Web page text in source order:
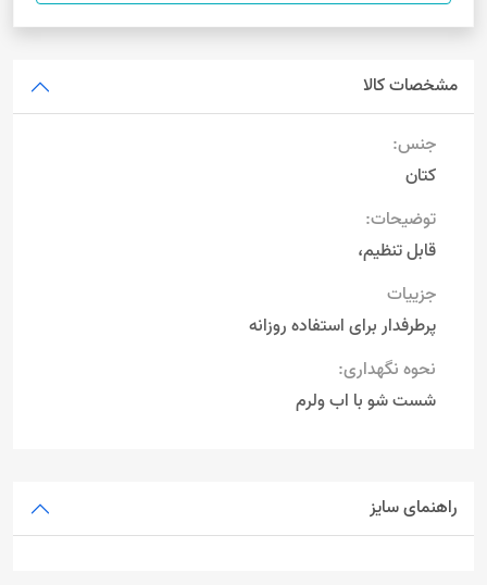
مشخصات کالا
جنس:
کتان
توضیحات:
قابل تنظیم،
جزییات
پرطرفدار برای استفاده روزانه
نحوه نگهداری:
شست شو با اب ولرم
راهنمای سایز